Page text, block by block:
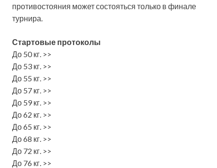
противостояния может состояться только в финале
турнира.
Стартовые протоколы
До 50 кг. >>
До 53 кг. >>
До 55 кг. >>
До 57 кг. >>
До 59 кг. >>
До 62 кг. >>
До 65 кг. >>
До 68 кг. >>
До 72 кг. >>
До 76 кг. >>